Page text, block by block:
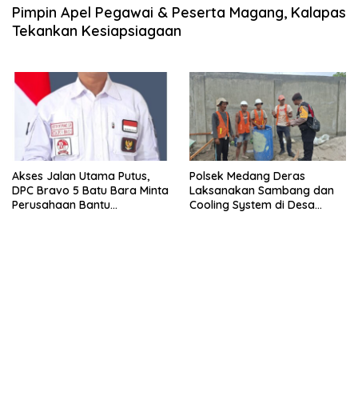
Pimpin Apel Pegawai & Peserta Magang, Kalapas
Tekankan Kesiapsiagaan
Akses Jalan Utama Putus,
DPC Bravo 5 Batu Bara Minta
Perusahaan Bantu
Polsek Medang Deras
Laksanakan Sambang dan
Cooling System di Desa